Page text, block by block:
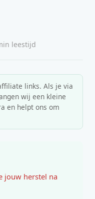
leestijd
links. Als je via
wij een kleine
en helpt ons om
jouw herstel na